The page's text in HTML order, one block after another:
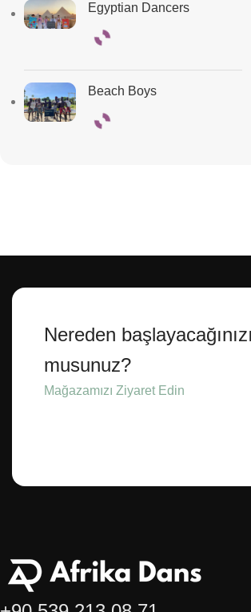
Egyptian Dancers
Beach Boys
Nereden
musunuz?
Mağazamızı Ziyaret Edin